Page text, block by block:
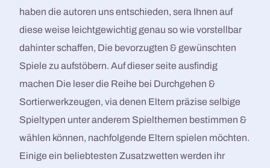
haben die autoren uns entschieden, sera Ihnen auf
diese weise leichtgewichtig genau so wie vorstellbar
dahinter schaffen, Die bevorzugten & gewünschten
Spiele zu aufstöbern. Auf dieser seite ausfindig
machen Die leser die Reihe bei Durchgehen &
Sortierwerkzeugen, via denen Eltern präzise selbige
Spieltypen unter anderem Spielthemen bestimmen &
wählen können, nachfolgende Eltern spielen möchten.
Einige ein beliebtesten Zusatzwetten werden ihr